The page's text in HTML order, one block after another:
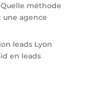
méthode
une agence
leads Lyon
en leads